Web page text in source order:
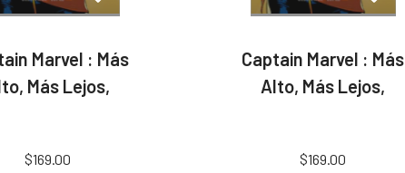
Marvel : Más
Más Lejos,
$169.00
Captain Marvel : Más
Alto, Más Lejos,
$169.00